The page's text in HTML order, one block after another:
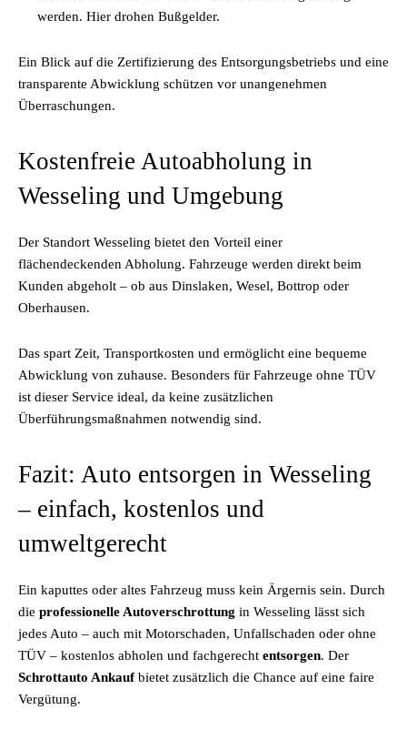
werden. Hier drohen Bußgelder.
Ein Blick auf die Zertifizierung des Entsorgungsbetriebs und eine
transparente Abwicklung schützen vor unangenehmen
Überraschungen.
Kostenfreie Autoabholung in
Wesseling und Umgebung
Der Standort Wesseling bietet den Vorteil einer
flächendeckenden Abholung. Fahrzeuge werden direkt beim
Kunden abgeholt – ob aus Dinslaken, Wesel, Bottrop oder
Oberhausen.
Das spart Zeit, Transportkosten und ermöglicht eine bequeme
Abwicklung von zuhause. Besonders für Fahrzeuge ohne TÜV
ist dieser Service ideal, da keine zusätzlichen
Überführungsmaßnahmen notwendig sind.
Fazit: Auto entsorgen in Wesseling
– einfach, kostenlos und
umweltgerecht
Ein kaputtes oder altes Fahrzeug muss kein Ärgernis sein. Durch
die professionelle Autoverschrottung in Wesseling lässt sich
jedes Auto – auch mit Motorschaden, Unfallschaden oder ohne
TÜV – kostenlos abholen und fachgerecht entsorgen. Der
Schrottauto Ankaufbietet zusätzlich die Chance auf eine faire
Vergütung.